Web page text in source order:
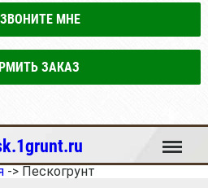
МНЕ
ЗАКАЗ
Меню
-> Пескогрунт